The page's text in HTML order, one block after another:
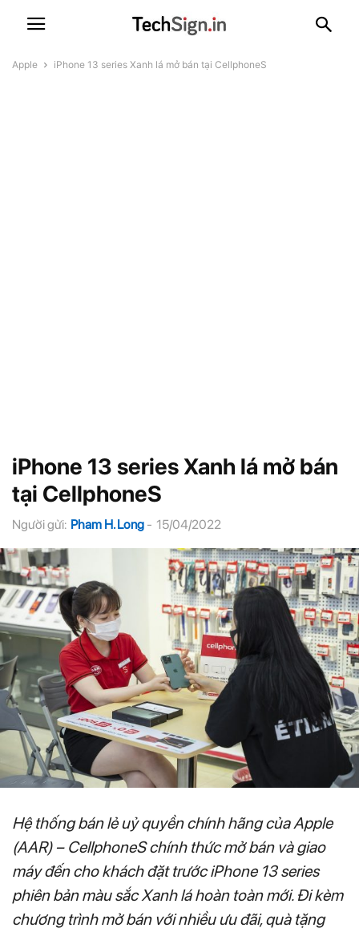
Apple iPhone 13 series Xanh lá mở bán tại CellphoneS
iPhone 13 series Xanh lá mở bán
tại CellphoneS
Người gửi: Pham H. Long - 15/04/2022
Hệ thống bán lẻ uỷ quyền chính hãng của Apple
(AAR) – CellphoneS chính thức mở bán và giao
máy đến cho khách đặt trước iPhone 13 series
phiên bản màu sắc Xanh lá hoàn toàn mới. Đi kèm
chương trình mở bán với nhiều ưu đãi, quà tặng